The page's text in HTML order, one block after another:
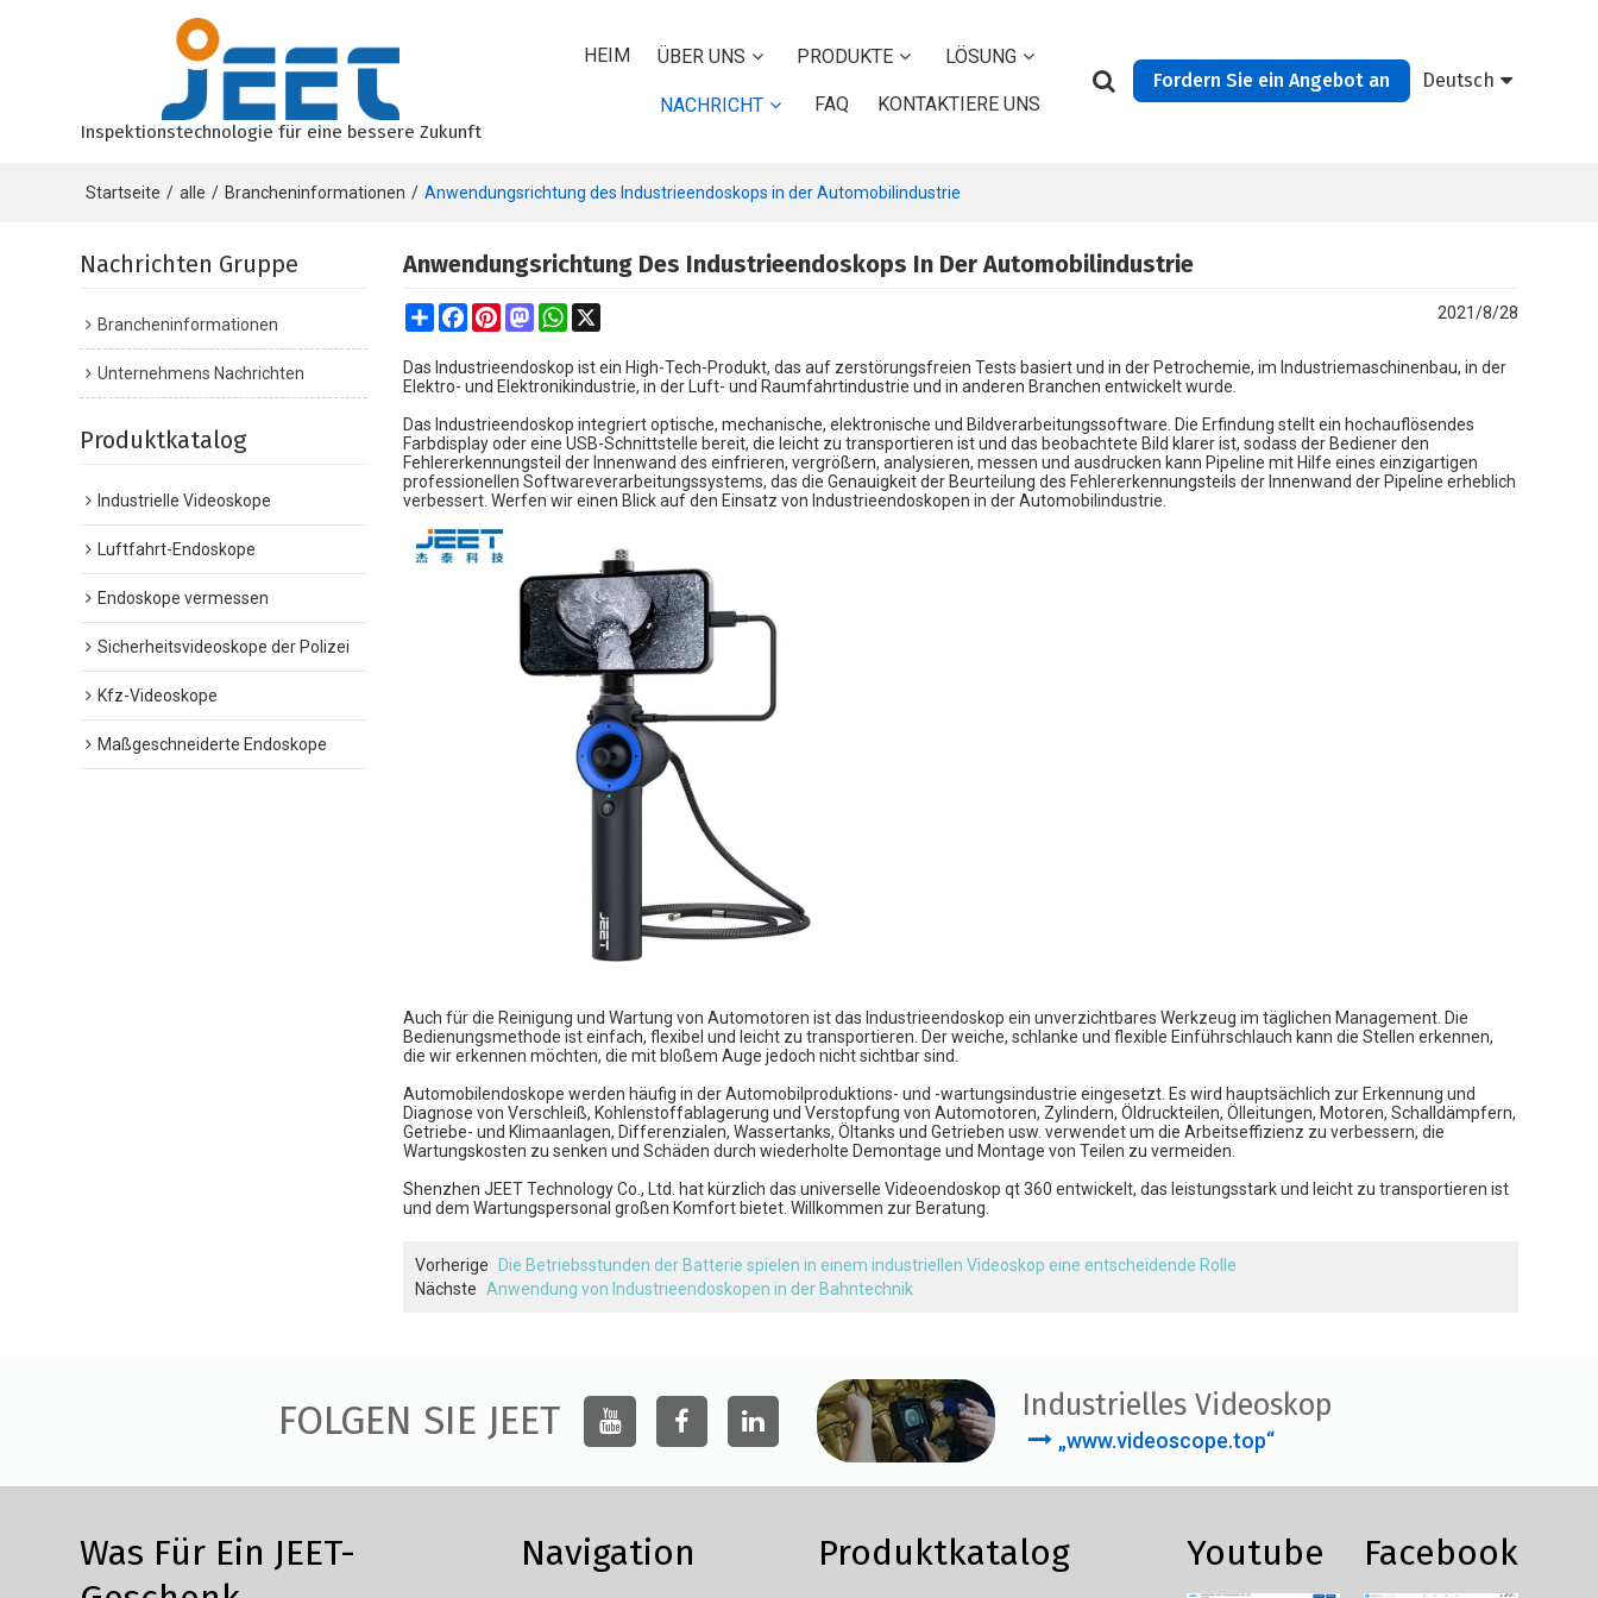
Inspektionstechnologie für eine bessere Zukunft
HEIM ÜBER UNS PRODUKTE LÖSUNG
NACHRICHT FAQ KONTAKTIERE UNS
Fordern Sie ein Angebot an Deutsch
Startseite / alle / Brancheninformationen / Anwendungsrichtung des Industrieendoskops in der Automobilindustrie
Nachrichten Gruppe
Brancheninformationen
Unternehmens Nachrichten
Produktkatalog
Industrielle Videoskope
Luftfahrt-Endoskope
Endoskope vermessen
Sicherheitsvideoskope der Polizei
Kfz-Videoskope
Maßgeschneiderte Endoskope
Anwendungsrichtung Des Industrieendoskops In Der Automobilindustrie
ShareFacebook
PinterestMastodonWhatsApp 2021/8/28
Das Industrieendoskop ist ein High-Tech-Produkt, das auf zerstörungsfreien Tests basiert und in der Petrochemie, im Industriemaschinenbau, in der
Elektro- und Elektronikindustrie, in der Luft- und Raumfahrtindustrie und in anderen Branchen entwickelt wurde.
Das Industrieendoskop integriert optische, mechanische, elektronische und Bildverarbeitungssoftware. Die Erfindung stellt ein hochauflösendes
Farbdisplay oder eine USB-Schnittstelle bereit, die leicht zu transportieren ist und das beobachtete Bild klarer ist, sodass der Bediener den
Fehlererkennungsteil der Innenwand des einfrieren, vergrößern, analysieren, messen und ausdrucken kann Pipeline mit Hilfe eines einzigartigen
professionellen Softwareverarbeitungssystems, das die Genauigkeit der Beurteilung des Fehlererkennungsteils der Innenwand der Pipeline erheblich
verbessert. Werfen wir einen Blick auf den Einsatz von Industrieendoskopen in der Automobilindustrie.
Auch für die Reinigung und Wartung von Automotoren ist das Industrieendoskop ein unverzichtbares Werkzeug im täglichen Management. Die
Bedienungsmethode ist einfach, flexibel und leicht zu transportieren. Der weiche, schlanke und flexible Einführschlauch kann die Stellen erkennen,
die wir erkennen möchten, die mit bloßem Auge jedoch nicht sichtbar sind.
Automobilendoskope werden häufig in der Automobilproduktions- und -wartungsindustrie eingesetzt. Es wird hauptsächlich zur Erkennung und
Diagnose von Verschleiß, Kohlenstoffablagerung und Verstopfung von Automotoren, Zylindern, Öldruckteilen, Ölleitungen, Motoren, Schalldämpfern,
Getriebe- und Klimaanlagen, Differenzialen, Wassertanks, Öltanks und Getrieben usw. verwendet um die Arbeitseffizienz zu verbessern, die
Wartungskosten zu senken und Schäden durch wiederholte Demontage und Montage von Teilen zu vermeiden.
Shenzhen JEET Technology Co., Ltd. hat kürzlich das universelle Videoendoskop qt 360 entwickelt, das leistungsstark und leicht zu transportieren ist
und dem Wartungspersonal großen Komfort bietet. Willkommen zur Beratung.
Vorherige Die Betriebsstunden der Batterie spielen in einem industriellen Videoskop eine entscheidende Rolle
Nächste Anwendung von Industrieendoskopen in der Bahntechnik
FOLGEN SIE JEET Industrielles Videoskop
„www.videoscope.top“
Was Für Ein JEET-
Navigation Produktkatalog Youtube Facebook